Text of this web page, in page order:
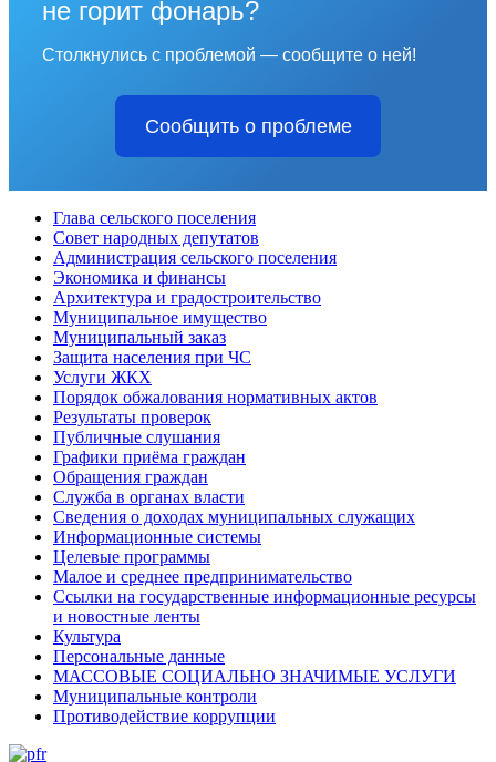
не горит фонарь?
Столкнулись с проблемой — сообщите о ней!
Сообщить о проблеме
Глава сельского поселения
Совет народных депутатов
Администрация сельского поселения
Экономика и финансы
Архитектура и градостроительство
Муниципальное имущество
Муниципальный заказ
Защита населения при ЧС
Услуги ЖКХ
Порядок обжалования нормативных актов
Результаты проверок
Публичные слушания
Графики приёма граждан
Обращения граждан
Служба в органах власти
Сведения о доходах муниципальных служащих
Информационные системы
Целевые программы
Малое и среднее предпринимательство
Ссылки на государственные информационные ресурсы
и новостные ленты
Культура
Персональные данные
МАССОВЫЕ СОЦИАЛЬНО ЗНАЧИМЫЕ УСЛУГИ
Муниципальные контроли
Противодействие коррупции